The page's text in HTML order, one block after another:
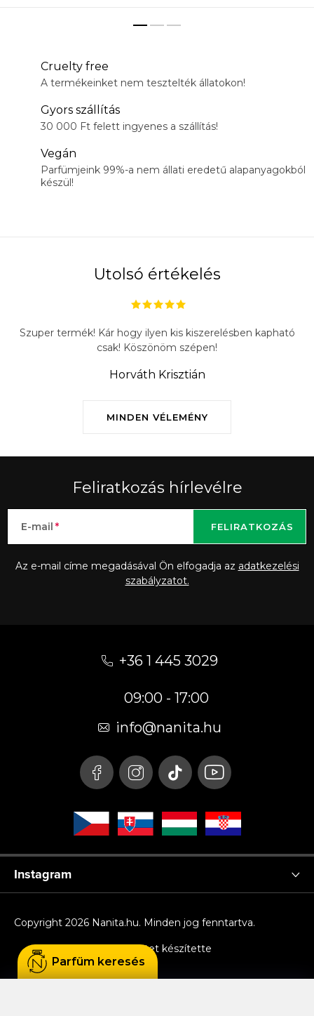
Cruelty free
A termékeinket nem tesztelték állatokon!
Gyors szállítás
30 000 Ft felett ingyenes a szállítás!
Vegán
Parfümjeink 99%-a nem állati eredetű alapanyagokból
készül!
Utolsó értékelés
MINDEN VÉLEMÉNY
Szuper termék! Kár hogy ilyen kis kiszerelésben kapható
csak! Köszönöm szépen!
Horváth Krisztián
Feliratkozás hírlevélre
E-mail
Az e-mail címe megadásával Ön elfogadja az adatkezelési
szabályzatot.
FELIRATKOZÁS
+36 1 445 3029
09:00 - 17:00
info@nanita.hu
Instagram
Shoptet készítette
Copyright 2026 Nanita.hu. Minden jog fenntartva.
Parfüm keresés